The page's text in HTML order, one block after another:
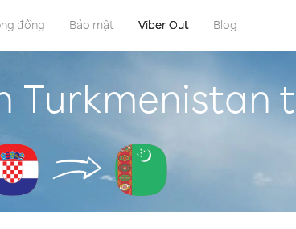
đồng Bảo mật Viber Out Blog
Turkmenistan